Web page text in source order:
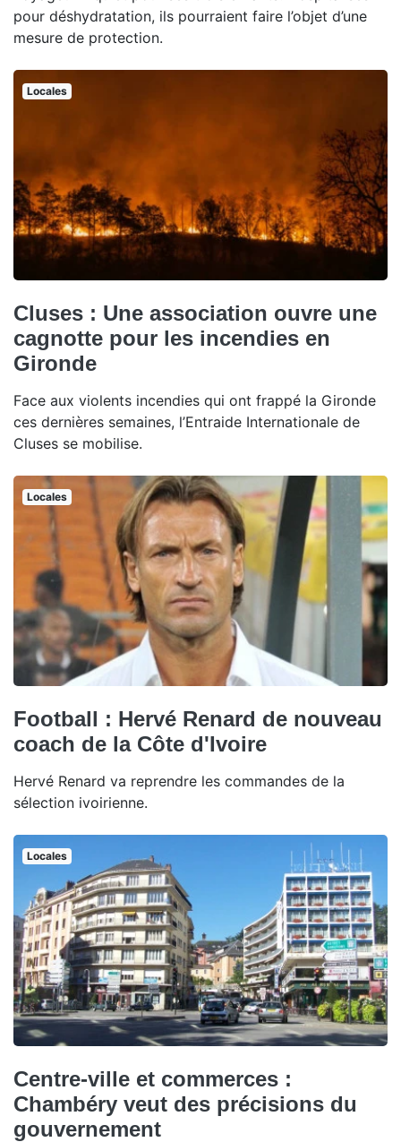
pour déshydratation, ils pourraient faire l’objet d’une
mesure de protection.
Locales
Cluses : Une association ouvre une
cagnotte pour les incendies en
Gironde
Face aux violents incendies qui ont frappé la Gironde
ces dernières semaines, l’Entraide Internationale de
Cluses se mobilise.
Locales
Football : Hervé Renard de nouveau
coach de la Côte d'Ivoire
Hervé Renard va reprendre les commandes de la
sélection ivoirienne.
Locales
Centre-ville et commerces :
Chambéry veut des précisions du
gouvernement